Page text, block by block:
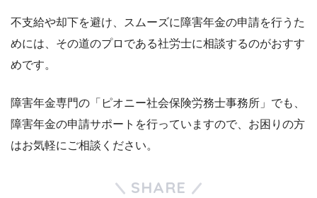
不支給や却下を避け、スムーズに障害年金の申請を行うた
めには、その道のプロである社労士に相談するのがおすす
めです。
障害年金専門の「ピオニー社会保険労務士事務所」でも、
障害年金の申請サポートを行っていますので、お困りの方
はお気軽にご相談ください。
SHARE